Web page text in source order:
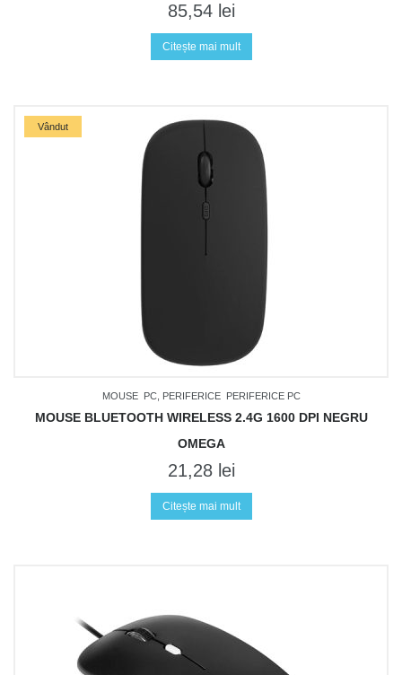
85,54 lei
Citește mai mult
Vândut
MOUSE PC, PERIFERICE PERIFERICE PC
MOUSE BLUETOOTH WIRELESS 2.4G 1600 DPI NEGRU
OMEGA
21,28 lei
Citește mai mult